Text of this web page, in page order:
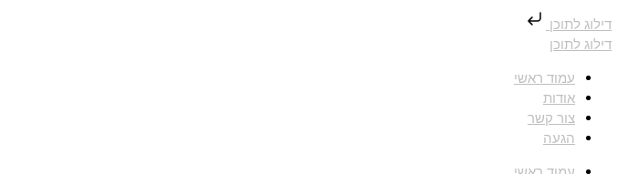
דילוג לתוכן
דילוג לתוכן
עמוד ראשי
אודות
צור קשר
הגעה